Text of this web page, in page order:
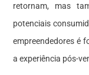
retornam, mas
potenciais
empreendedores é
a experiência pós-